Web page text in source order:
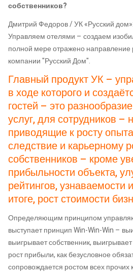
собственников?
Дмитрий Федоров / УК «Русский
Управляем отелями – создаем
полной мере отражено
компании "Русский Дом".
Главный продукт УК –
в ходе которого и
гостей – это
услуг, для сотрудников –
приводящие к росту
следствие и карьерному
собственников – кроме
прибыльности объекта,
рейтингов, узнаваемости
итоге, рост стоимости
Определяющим принципом
выступает принцип Win-Win-Win –
выигрывает собственник,
рост прибыли, как безусловное
сопровождается ростом всех прочих